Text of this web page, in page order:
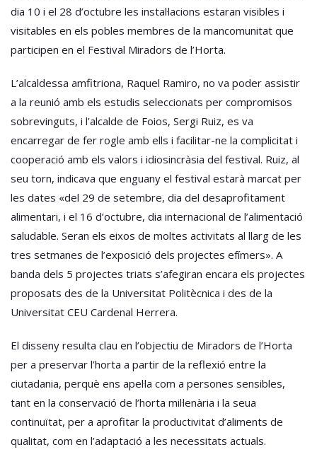
dia 10 i el 28 d’octubre les instal·lacions estaran visibles i
visitables en els pobles membres de la mancomunitat que
participen en el Festival Miradors de l’Horta.
L’alcaldessa amfitriona, Raquel Ramiro, no va poder assistir
a la reunió amb els estudis seleccionats per compromisos
sobrevinguts, i l’alcalde de Foios, Sergi Ruiz, es va
encarregar de fer rogle amb ells i facilitar-ne la complicitat i
cooperació amb els valors i idiosincràsia del festival. Ruiz, al
seu torn, indicava que enguany el festival estarà marcat per
les dates «del 29 de setembre, dia del desaprofitament
alimentari, i el 16 d’octubre, dia internacional de l’alimentació
saludable. Seran els eixos de moltes activitats al llarg de les
tres setmanes de l’exposició dels projectes efímers». A
banda dels 5 projectes triats s’afegiran encara els projectes
proposats des de la Universitat Politècnica i des de la
Universitat CEU Cardenal Herrera.
El disseny resulta clau en l’objectiu de Miradors de l’Horta
per a preservar l’horta a partir de la reflexió entre la
ciutadania, perquè ens apel·la com a persones sensibles,
tant en la conservació de l’horta mil·lenària i la seua
continuïtat, per a aprofitar la productivitat d’aliments de
qualitat, com en l’adaptació a les necessitats actuals.